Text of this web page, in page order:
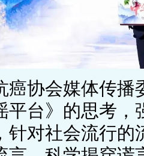
癌协会媒体传播
平台》的思考
针对社会流行的